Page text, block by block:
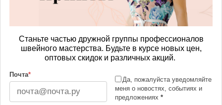
Станьте частью дружной группы профессионалов
швейного мастерства. Будьте в курсе новых цен,
оптовых скидок и различных акций.
Почта*
Да, пожалуйста уведомляйте
меня о новостях, событиях и
предложениях *